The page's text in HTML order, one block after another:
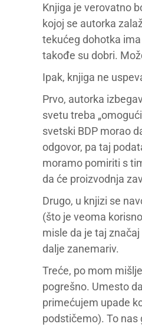
Knjiga je verovatno
kojoj se autorka
tekućeg dohotka
takođe su dobri.
Ipak, knjiga ne
Prvo, autorka
svetu treba
svetski BDP morao
odgovor, pa taj
moramo pomiriti s
da će proizvodnja
Drugo, u knjizi se
(što je veoma
misle da je taj
dalje zanemariv.
Treće, po mom
pogrešno. Umesto
primećujem upade
podstičemo). To